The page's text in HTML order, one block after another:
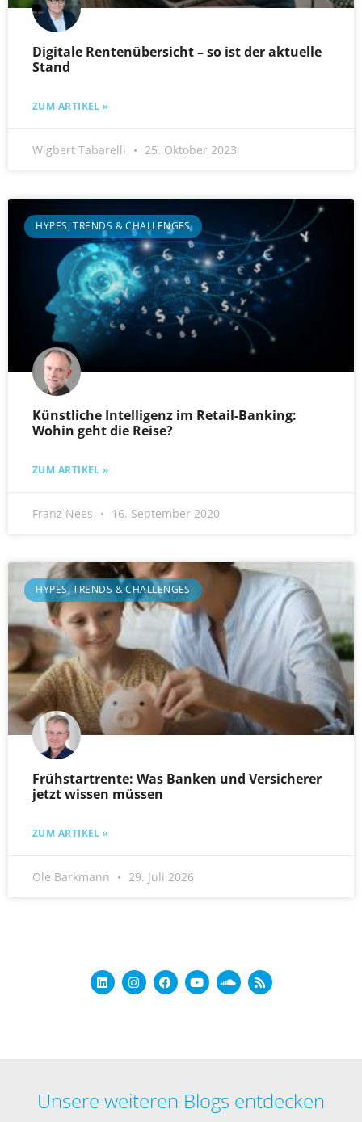
Digitale Rentenübersicht – so ist der aktuelle
Stand
ZUM ARTIKEL »
Wigbert Tabarelli 25. Oktober 2023
HYPES, TRENDS & CHALLENGES
Künstliche Intelligenz im Retail-Banking:
Wohin geht die Reise?
ZUM ARTIKEL »
Franz Nees 16. September 2020
HYPES, TRENDS & CHALLENGES
Frühstartrente: Was Banken und Versicherer
jetzt wissen müssen
ZUM ARTIKEL »
Ole Barkmann 29. Juli 2026
Unsere weiteren Blogs entdecken